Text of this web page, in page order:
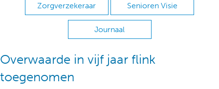
Zorgverzekeraar Senioren Visie
Journaal
Overwaarde in vijf jaar flink
toegenomen